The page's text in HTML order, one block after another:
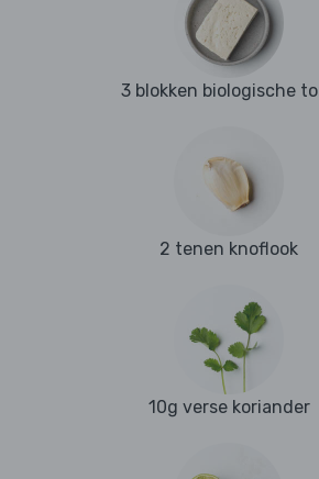
3 blokken biologische
2 tenen knoflook
10g verse koriander